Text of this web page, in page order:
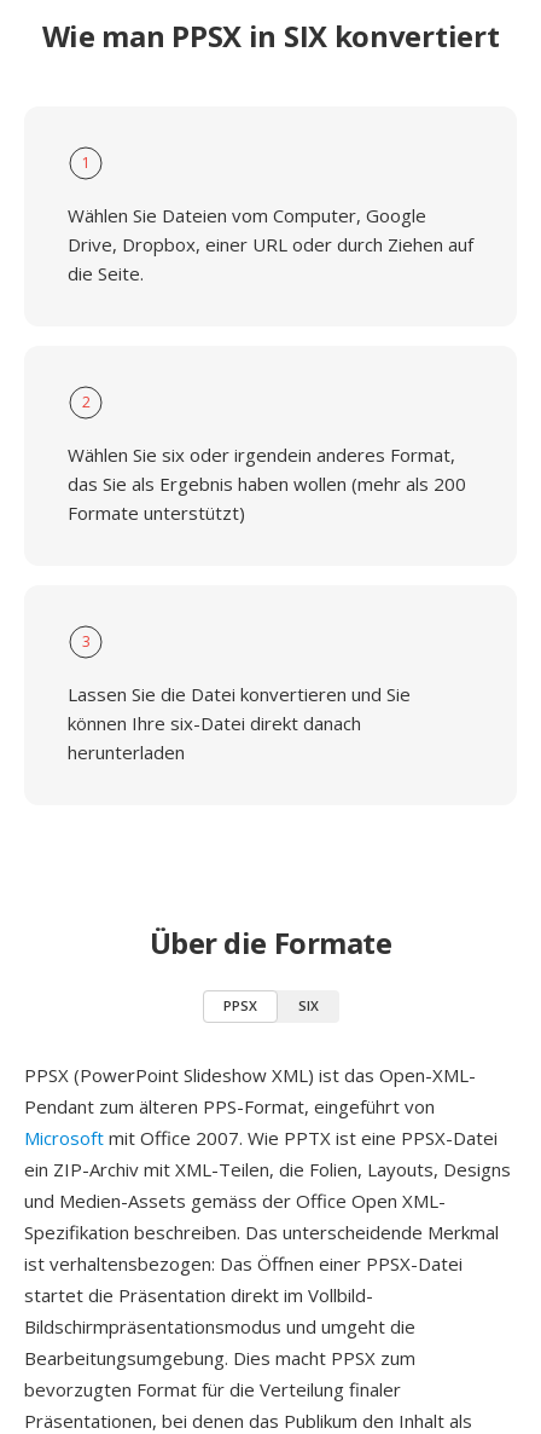
Wie man PPSX in SIX konvertiert
1
Wählen Sie Dateien vom Computer, Google
Drive, Dropbox, einer URL oder durch Ziehen auf
die Seite.
2
Wählen Sie six oder irgendein anderes Format,
das Sie als Ergebnis haben wollen (mehr als 200
Formate unterstützt)
3
Lassen Sie die Datei konvertieren und Sie
können Ihre six-Datei direkt danach
herunterladen
Über die Formate
PPSX SIX
PPSX (PowerPoint Slideshow XML) ist das Open-XML-
Pendant zum älteren PPS-Format, eingeführt von
Microsoft mit Office 2007. Wie PPTX ist eine PPSX-Datei
ein ZIP-Archiv mit XML-Teilen, die Folien, Layouts, Designs
und Medien-Assets gemäss der Office Open XML-
Spezifikation beschreiben. Das unterscheidende Merkmal
ist verhaltensbezogen: Das Öffnen einer PPSX-Datei
startet die Präsentation direkt im Vollbild-
Bildschirmpräsentationsmodus und umgeht die
Bearbeitungsumgebung. Dies macht PPSX zum
bevorzugten Format für die Verteilung finaler
Präsentationen, bei denen das Publikum den Inhalt als